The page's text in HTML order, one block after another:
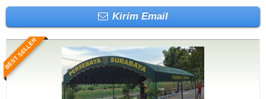
Kirim Email
BEST SELLER